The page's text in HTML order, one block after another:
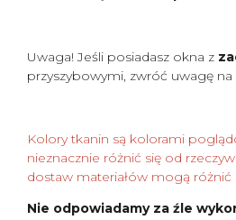
Uwaga! Jeśli posiadasz okna z
przyszybowymi, zwróć uwagę
Kolory tkanin są kolorami
nieznacznie różnić się od
dostaw materiałów mogą różnić
Nie odpowiadamy za źle